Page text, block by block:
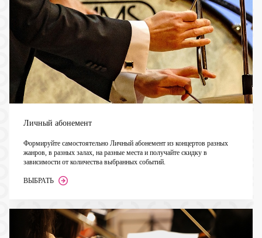
Личный абонемент
Формируйте самостоятельно Личный абонемент из концертов разных
жанров, в разных залах, на разные места и получайте скидку в
зависимости от количества выбранных событий.
ВЫБРАТЬ